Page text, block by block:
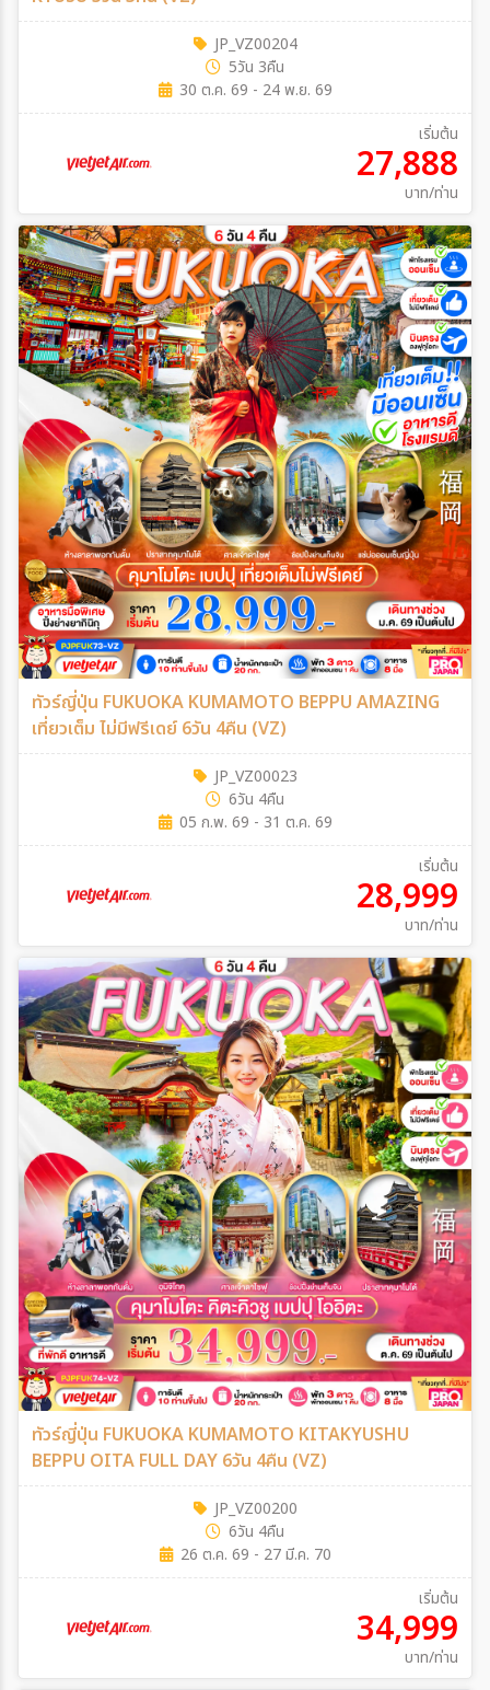
JP_VZ00204
5วัน 3คืน
30 ต.ค. 69 - 24 พ.ย. 69
เริ่มต้น
27,888
บาท/ท่าน
ทัวร์ญี่ปุ่น FUKUOKA KUMAMOTO BEPPU AMAZING
เที่ยวเต็ม ไม่มีฟรีเดย์ 6วัน 4คืน (VZ)
JP_VZ00023
6วัน 4คืน
05 ก.พ. 69 - 31 ต.ค. 69
เริ่มต้น
28,999
บาท/ท่าน
ทัวร์ญี่ปุ่น FUKUOKA KUMAMOTO KITAKYUSHU
BEPPU OITA FULL DAY 6วัน 4คืน (VZ)
JP_VZ00200
6วัน 4คืน
26 ต.ค. 69 - 27 มี.ค. 70
เริ่มต้น
34,999
บาท/ท่าน